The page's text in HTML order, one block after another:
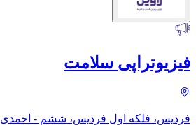
فیزیوتراپی سلامت
فردیس، فلکه اول فردیس، ششم - احمدی